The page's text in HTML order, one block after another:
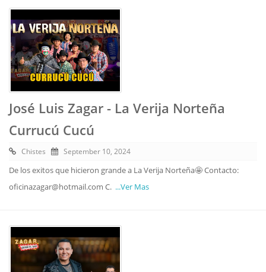
José Luis Zagar - La Verija Norteña
Currucú Cucú
Chistes September 10, 2024
De los exitos que hicieron grande a La Verija Norteña🤩 Contacto:
oficinazagar@hotmail.com C. ...Ver Mas